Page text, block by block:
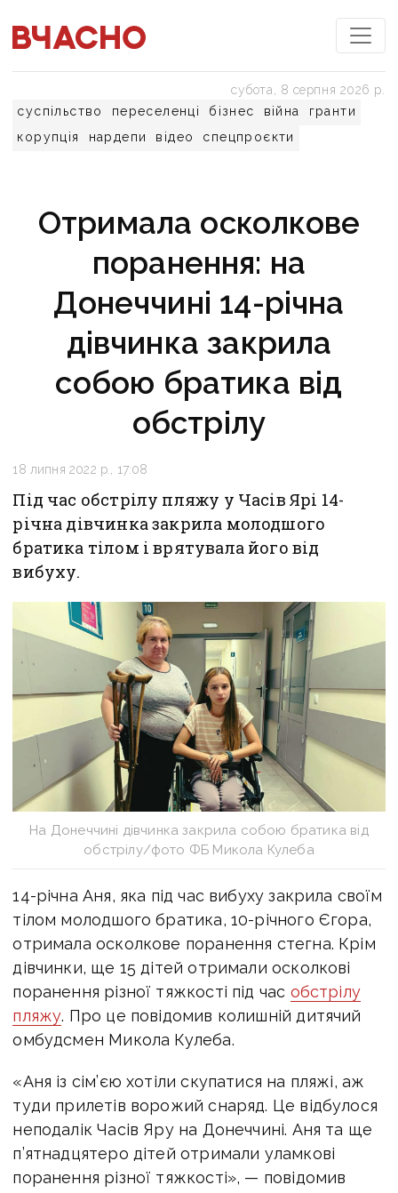
суспільство переселенці бізнес війна
гранти
корупція
нардепи відео спецпроєкти
субота, 8 серпня 2026 р.
Отримала осколкове
поранення: на
Донеччині 14-річна
дівчинка закрила
собою братика від
обстрілу
18 липня 2022 р., 17:08
Під час обстрілу пляжу у Часів Ярі 14-
річна дівчинка закрила молодшого
братика тілом і врятувала його від
вибуху.
На Донеччині дівчинка закрила собою братика від
обстрілу/фото ФБ Микола Кулеба
14-річна Аня, яка під час вибуху закрила своїм
тілом молодшого братика, 10-річного Єгора,
отримала осколкове поранення стегна. Крім
дівчинки, ще 15 дітей отримали осколкові
поранення різної тяжкості під час обстрілу
пляжу. Про це повідомив колишній дитячий
омбудсмен Микола Кулеба.
«Аня із сім’єю хотіли скупатися на пляжі, аж
туди прилетів ворожий снаряд. Це відбулося
неподалік Часів Яру на Донеччині. Аня та ще
п’ятнадцятеро дітей отримали уламкові
поранення різної тяжкості», — повідомив